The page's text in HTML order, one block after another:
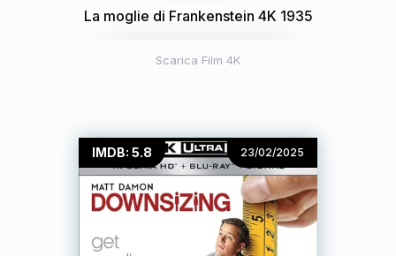
La moglie di Frankenstein 4K 1935
Scarica Film 4K
IMDB: 5.8 23/02/2025